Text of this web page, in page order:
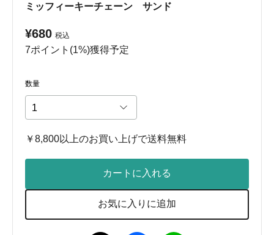
ミッフィーキーチェーン サンド
¥680 税込
7ポイント(1%)獲得予定
数量
￥8,800以上のお買い上げで送料無料
カートに入れる
お気に入りに追加